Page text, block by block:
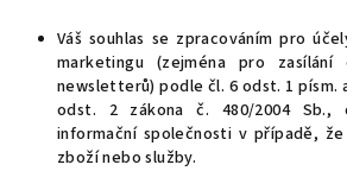
Váš souhlas se zpracováním pro
marketingu (zejména pro zasílání
newsletterů) podle čl. 6 odst. 1 písm.
odst. 2 zákona č. 480/2004 Sb.,
informační společnosti v případě,
zboží nebo služby.